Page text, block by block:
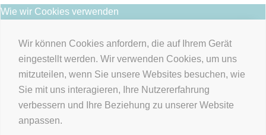
Wie wir Cookies verwenden
Wir können Cookies anfordern, die auf Ihrem Gerät
eingestellt werden. Wir verwenden Cookies, um uns
mitzuteilen, wenn Sie unsere Websites besuchen, wie
Sie mit uns interagieren, Ihre Nutzererfahrung
verbessern und Ihre Beziehung zu unserer Website
anpassen.